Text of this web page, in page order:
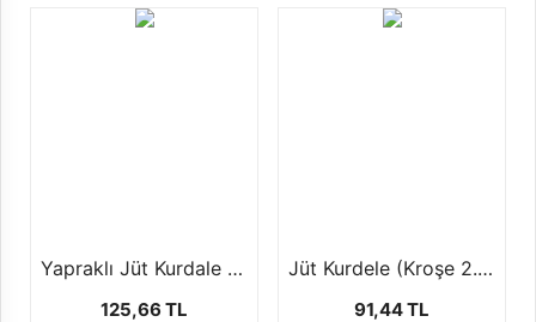
Yapraklı Jüt Kurdale (10 mt)
125,66 TL
Jüt Kurdele (Kroşe 2.50CM-10MT)
91,44 TL